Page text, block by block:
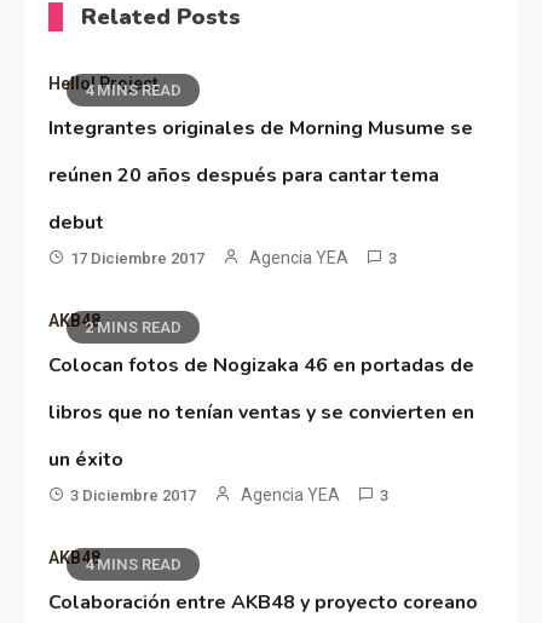
Related Posts
4 MINS READ
Hello! Project
Integrantes originales de Morning Musume se
reúnen 20 años después para cantar tema
debut
17 Diciembre 2017 Agencia YEA 3
2 MINS READ
AKB48
Colocan fotos de Nogizaka 46 en portadas de
libros que no tenían ventas y se convierten en
un éxito
3 Diciembre 2017 Agencia YEA 3
4 MINS READ
AKB48
Colaboración entre AKB48 y proyecto coreano